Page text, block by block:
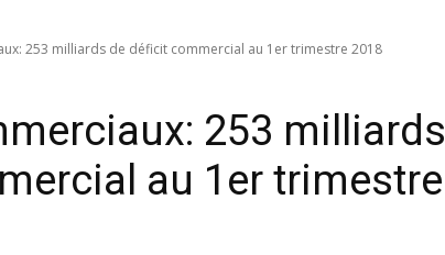
253 milliards de déficit commercial au 1er trimestre 2018
253 milliards
au 1er trimestre